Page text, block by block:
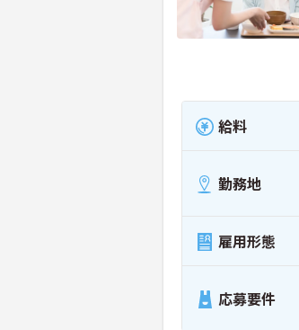
給料
勤務地
雇用形態
応募要件